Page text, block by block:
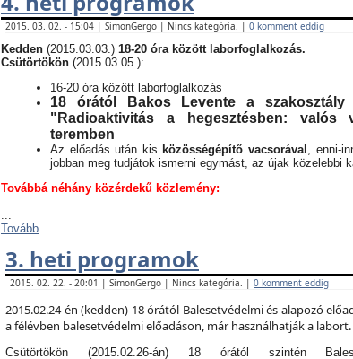
2015. 03. 02. - 15:04 | SimonGergo | Nincs kategória. | 0 komment eddig
Kedden (2015.03.03.) 18-20 óra között laborfoglalkozás.
Csütörtökön (2015.03.05.):
16-20 óra között laborfoglalkozás
18 órától Bakos Levente a
"Radioaktivitás a hegesztésben: valós
teremben
Az előadás után kis közösségépítő vacsorával , enni-
jobban meg tudjátok ismerni egymást, az újak közelebbi
Továbbá néhány közérdekű közlemény:
...
Tovább
3. heti programok
2015. 02. 22. - 20:01 | SimonGergo | Nincs kategória. | 0 komment eddig
2015.02.24-én (kedden) 18 órától Balesetvédelmi és alapozó
a félévben balesetvédelmi előadáson, már használhatják a labort.
Csütörtökön (2015.02.26-án) 18 órától szintén